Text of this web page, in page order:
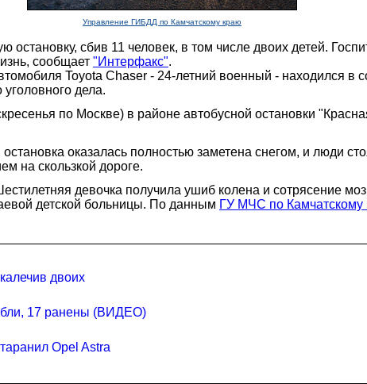
Управление ГИБДД по Камчатскому краю
остановку, сбив 11 человек, в том числе двоих детей.
сообщает "Интерфакс".
Toyota Chaser - 24-летний военный - находился в
дела.
по Москве) в районе автобусной остановки
оказалась полностью заметена снегом, и люди
на скользкой дороге.
девочка получила ушиб колена и сотрясение
детской больницы. По данным ГУ МЧС по Камчатскому
двоих
17 ранены (ВИДЕО)
Opel Astra